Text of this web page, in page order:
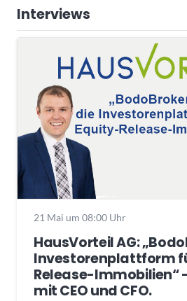
Interviews
21 Mai um 08:00 Uhr
HausVorteil AG:
Investorenplattform
Release-Immobilien“
mit CEO und CFO.